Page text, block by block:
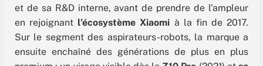
et de sa R&D interne, avant de prendre de l’ampleur
en rejoignant l’écosystème Xiaomi à la fin de 2017.
Sur le segment des aspirateurs-robots, la marque a
ensuite enchaîné des générations de plus en plus